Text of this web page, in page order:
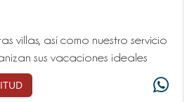
villas, así como nuestro servicio
sus vacaciones ideales